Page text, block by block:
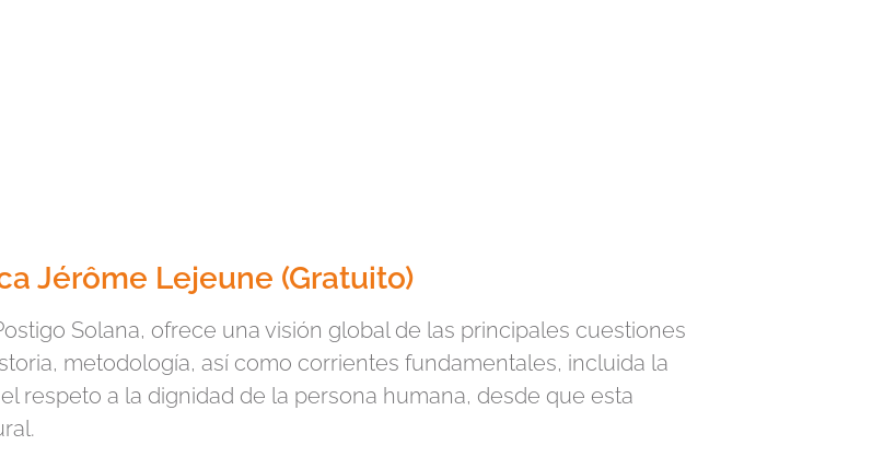
Jérôme Lejeune (Gratuito)
Solana, ofrece una visión global de las principales cuestiones
metodología, así como corrientes fundamentales, incluida la
respeto a la dignidad de la persona humana, desde que esta